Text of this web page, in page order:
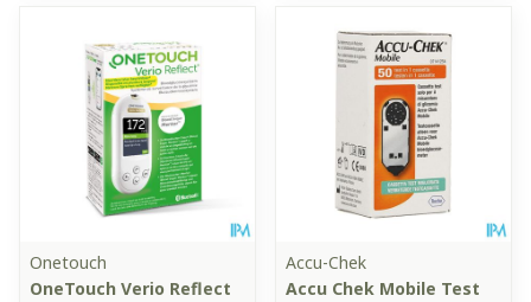
Onetouch
OneTouch Verio Reflect
Accu-Chek
Accu Chek Mobile Test